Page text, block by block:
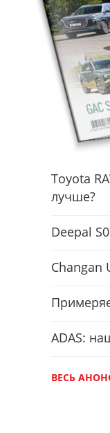
Toyota
лучше?
Deepal
Changan
ADAS:
ВЕСЬ